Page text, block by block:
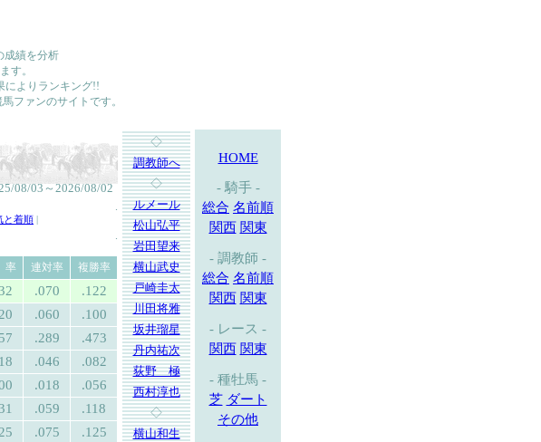
成績を分析
す。
によりランキング!!
ファンのサイトです。
08/03～2026/08/02
.
と着順
.
率 連対率
複勝率
.070 .122
.060 .100
.289 .473
.046 .082
.018 .056
.059 .118
.075 .125
◇
調教師へ
◇
ルメール
松山弘平
岩田望来
横山武史
戸崎圭太
川田将雅
坂井瑠星
丹内祐次
荻野 極
西村淳也
◇
横山和生
HOME
- 騎手 -
総合 名前順
関西 関東
- 調教師 -
総合 名前順
関西 関東
- レース -
関西 関東
- 種牡馬 -
芝 ダート
その他